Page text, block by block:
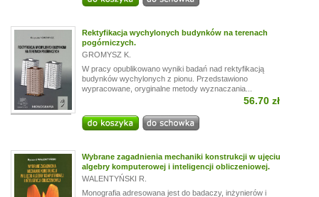
Rektyfikacja wychylonych budynków na terenach
pogórniczych.
GROMYSZ K.
W pracy opublikowano wyniki badań nad rektyfikacją
budynków wychylonych z pionu. Przedstawiono
wypracowane, oryginalne metody wyznaczania...
56.70 zł
Wybrane zagadnienia mechaniki konstrukcji w ujęciu
algebry komputerowej i inteligencji obliczeniowej.
WALENTYŃSKI R.
Monografia adresowana jest do badaczy, inżynierów i